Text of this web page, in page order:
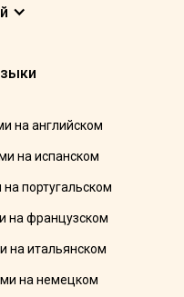
на английском
на испанском
португальском
на французском
на итальянском
на немецком